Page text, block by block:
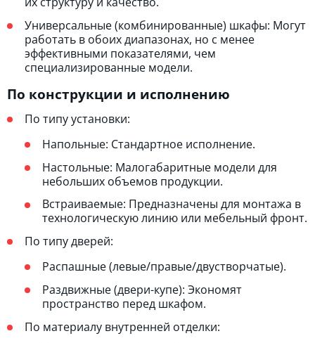
Универсальные (комбинированные) шкафы: Могут
работать в обоих диапазонах, но с менее
эффективными показателями, чем
специализированные модели.
По конструкции и исполнению
По типу установки:
Напольные: Стандартное исполнение.
Настольные: Малогабаритные модели для
небольших объемов продукции.
Встраиваемые: Предназначены для монтажа в
технологическую линию или мебельный фронт.
По типу дверей:
Распашные (левые/правые/двустворчатые).
Раздвижные (двери-купе): Экономят
пространство перед шкафом.
По материалу внутренней отделки: